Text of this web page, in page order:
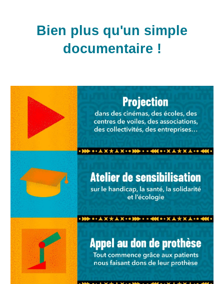
Bien plus qu'un simple
documentaire !